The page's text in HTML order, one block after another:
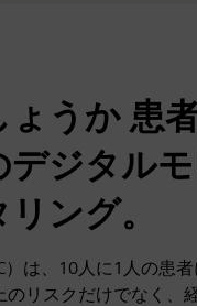
うか 患
デジタル
ング。
）は、10人に1人の患
のリスクだけでなく、